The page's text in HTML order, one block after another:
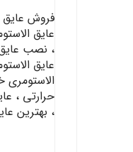
فروش
عایق
، نصب
عایق
الاستومری
حرارتی ،
، بهترین